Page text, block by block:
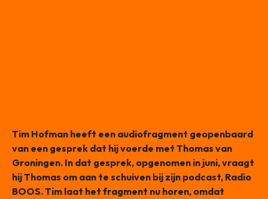
Tim Hofman heeft een audiofragment geopenbaard
van een gesprek dat hij voerde met Thomas van
Groningen. In dat gesprek, opgenomen in juni, vraagt
hij Thomas om aan te schuiven bij zijn podcast, Radio
BOOS. Tim laat het fragment nu horen, omdat